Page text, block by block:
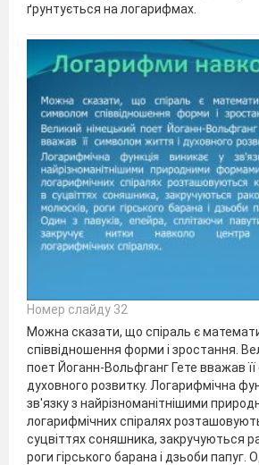
ґрунтується на логарифмах.
Номер слайду 32
Можна сказати, що спіраль є
співвідношення форми і зростання.
поет Йоганн-Вольфганг Гете вважав
духовного розвитку. Логарифмічна
зв'язку з найрізноманітнішими
логарифмічних спіралях
суцвіттях соняшника, закручуються
роги гірського барана і дзьоби папуг.